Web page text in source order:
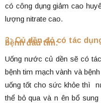
có công dụng giảm cao
lượng nitrate cao.
3: Củ dền đỏ có tác
bệnh đau tim:
Uống nước củ dền sẽ có
bệnh tim mạch vành và
uống tốt cho sức khỏe thì
thể bỏ qua và n ên bổ